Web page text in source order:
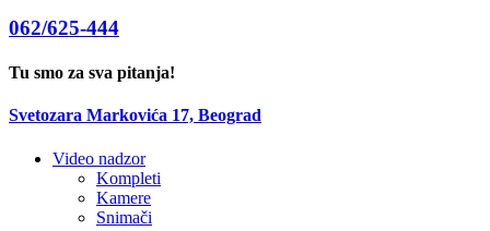
062/625-444
Tu smo za sva pitanja!
Svetozara Markovića 17, Beograd
Video nadzor
Kompleti
Kamere
Snimači